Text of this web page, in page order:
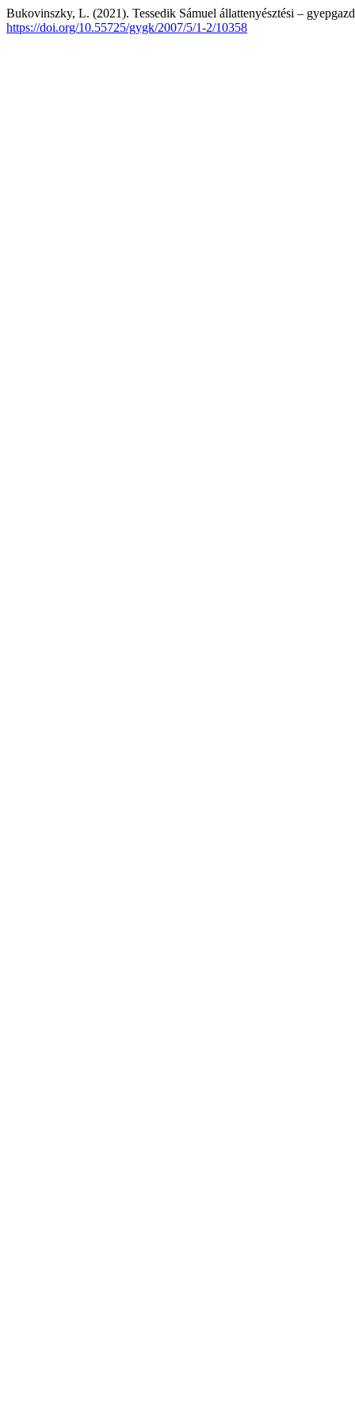
Bukovinszky, L. (2021). Tessedik Sámuel állattenyésztési –
https://doi.org/10.55725/gygk/2007/5/1-2/10358